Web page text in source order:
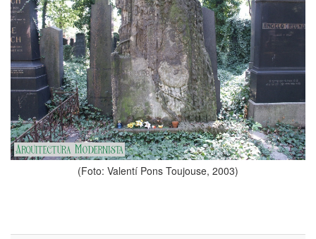
(Foto: Valentí Pons Toujouse, 2003)